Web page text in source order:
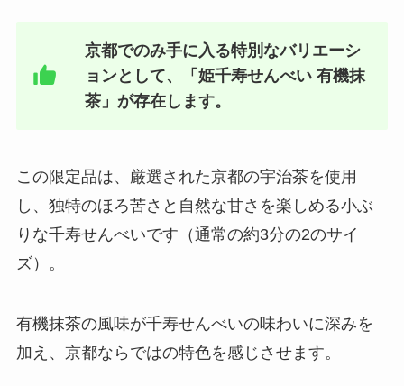
京都でのみ手に入る特別なバリエーシ
ョンとして、「姫千寿せんべい 有機抹
茶」が存在します。
この限定品は、厳選された京都の宇治茶を使用
し、独特のほろ苦さと自然な甘さを楽しめる小ぶ
りな千寿せんべいです（通常の約3分の2のサイ
ズ）。
有機抹茶の風味が千寿せんべいの味わいに深みを
加え、京都ならではの特色を感じさせます。